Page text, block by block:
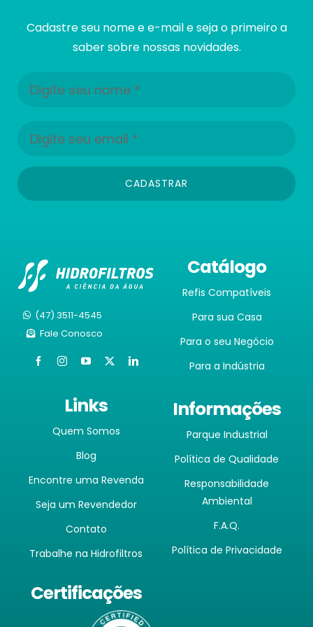
Cadastre seu nome e e-mail e seja o primeiro a
saber sobre nossas novidades.
CADASTRAR
(47) 3511-4545
Fale Conosco
Catálogo
Refis Compatíveis
Para sua Casa
Para o seu Negócio
Para a Indústria
Links
Quem Somos
Blog
Encontre uma Revenda
Seja um Revendedor
Contato
Trabalhe na Hidrofiltros
Informações
Parque Industrial
Política de Qualidade
Responsabilidade
Ambiental
F.A.Q.
Política de Privacidade
Certificações